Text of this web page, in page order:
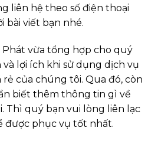
liên hệ theo số điện thoại
bài viết bạn nhé.
Phát vừa tổng hợp cho quý
lợi ích khi sử dụng dịch vụ
rẻ của chúng tôi. Qua đó, còn
biết thêm thông tin gì về
Thì quý bạn vui lòng liên lạc
được phục vụ tốt nhất.